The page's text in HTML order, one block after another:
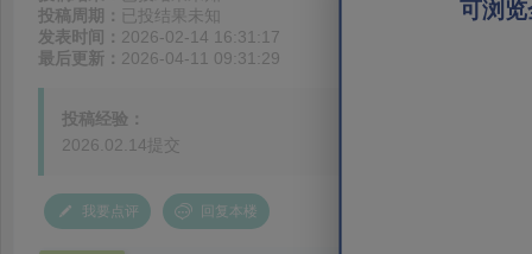
可浏
投稿周期： 已投结果未知
发表时间： 2026-02-14 16:31:17
最后更新： 2026-04-11 09:31:29
投稿经验：
2026.02.14提交
我要点评 回复本楼